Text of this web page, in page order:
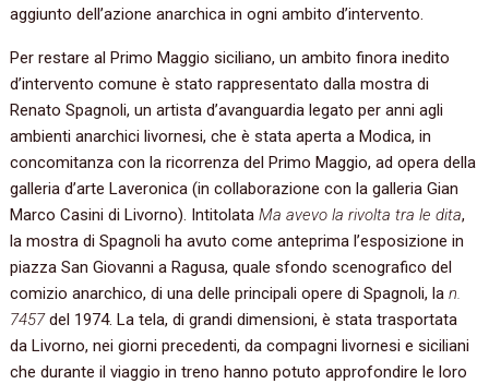
aggiunto dell’azione anarchica in ogni ambito d’intervento.
Per restare al Primo Maggio siciliano, un ambito finora inedito
d’intervento comune è stato rappresentato dalla mostra di
Renato Spagnoli, un artista d’avanguardia legato per anni agli
ambienti anarchici livornesi, che è stata aperta a Modica, in
concomitanza con la ricorrenza del Primo Maggio, ad opera della
galleria d’arte Laveronica (in collaborazione con la galleria Gian
Marco Casini di Livorno). IntitolataMa avevo la rivolta tra le dita,
la mostra di Spagnoli ha avuto come anteprima l’esposizione in
piazza San Giovanni a Ragusa, quale sfondo scenografico del
comizio anarchico, di una delle principali opere di Spagnoli, lan.
7457del 1974. La tela, di grandi dimensioni, è stata trasportata
da Livorno, nei giorni precedenti, da compagni livornesi e siciliani
che durante il viaggio in treno hanno potuto approfondire le loro